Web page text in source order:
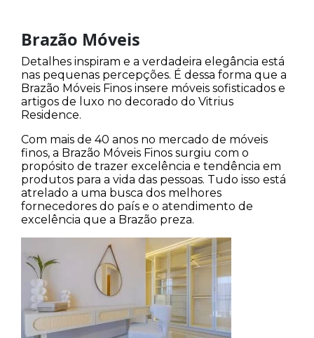
Brazão Móveis
Detalhes inspiram e a verdadeira elegância está
nas pequenas percepções. É dessa forma que a
Brazão Móveis Finos insere móveis sofisticados e
artigos de luxo no decorado do Vitrius
Residence.
Com mais de 40 anos no mercado de móveis
finos, a Brazão Móveis Finos surgiu com o
propósito de trazer excelência e tendência em
produtos para a vida das pessoas. Tudo isso está
atrelado a uma busca dos melhores
fornecedores do país e o atendimento de
excelência que a Brazão preza.